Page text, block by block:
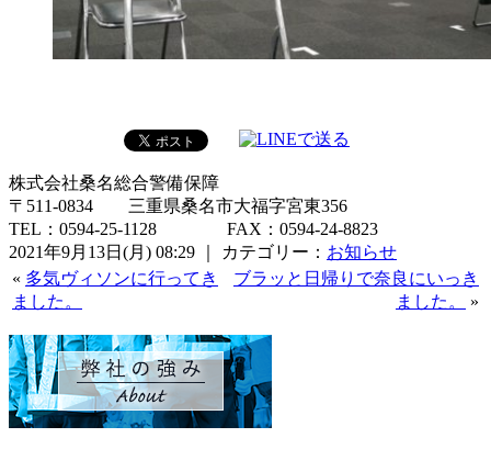
株式会社桑名総合警備保障
〒511-0834 三重県桑名市大福字宮東356
TEL：0594-25-1128 FAX：0594-24-8823
2021年9月13日(月) 08:29 ｜ カテゴリー： お知らせ
« 多気ヴィソンに行ってき
ました。
ブラッと日帰りで奈良にいっき
ました。
»